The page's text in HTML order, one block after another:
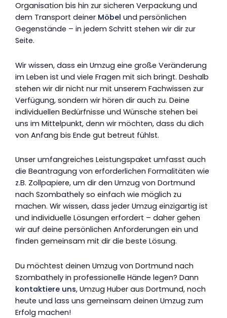
Organisation bis hin zur sicheren Verpackung und
dem Transport deiner Möbel und persönlichen
Gegenstände – in jedem Schritt stehen wir dir zur
Seite.
Wir wissen, dass ein Umzug eine große Veränderung
im Leben ist und viele Fragen mit sich bringt. Deshalb
stehen wir dir nicht nur mit unserem Fachwissen zur
Verfügung, sondern wir hören dir auch zu. Deine
individuellen Bedürfnisse und Wünsche stehen bei
uns im Mittelpunkt, denn wir möchten, dass du dich
von Anfang bis Ende gut betreut fühlst.
Unser umfangreiches Leistungspaket umfasst auch
die Beantragung von erforderlichen Formalitäten wie
z.B. Zollpapiere, um dir den Umzug von Dortmund
nach Szombathely so einfach wie möglich zu
machen. Wir wissen, dass jeder Umzug einzigartig ist
und individuelle Lösungen erfordert – daher gehen
wir auf deine persönlichen Anforderungen ein und
finden gemeinsam mit dir die beste Lösung.
Du möchtest deinen Umzug von Dortmund nach
Szombathely in professionelle Hände legen? Dann
kontaktiere uns, Umzug Huber aus Dortmund, noch
heute und lass uns gemeinsam deinen Umzug zum
Erfolg machen!